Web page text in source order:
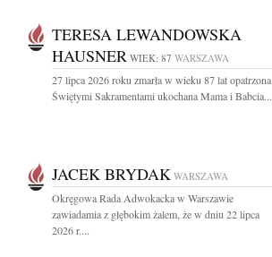
TERESA LEWANDOWSKA
HAUSNER WIEK: 87 WARSZAWA
27 lipca 2026 roku zmarła w wieku 87 lat opatrzona
Świętymi Sakramentami ukochana Mama i Babcia...
JACEK BRYDAK WARSZAWA
Okręgowa Rada Adwokacka w Warszawie
zawiadamia z głębokim żalem, że w dniu 22 lipca
2026 r....